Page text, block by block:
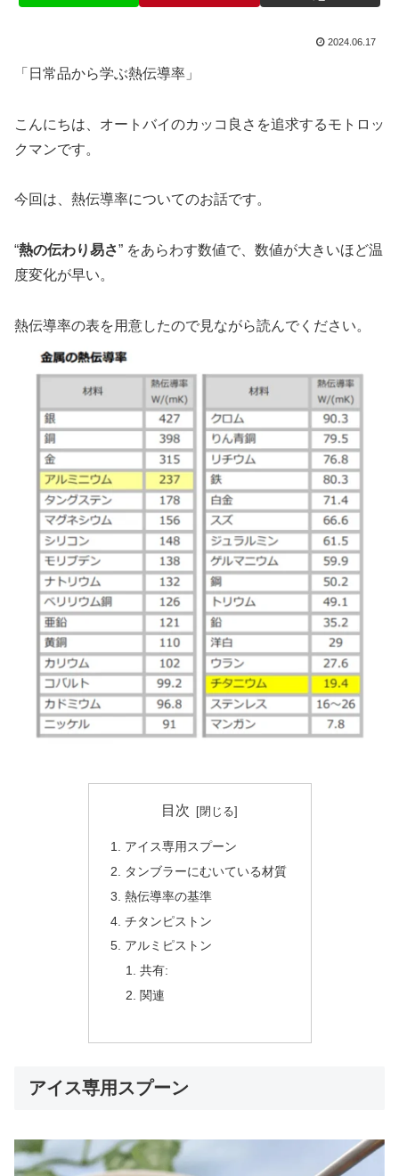
2024.06.17
「日常品から学ぶ熱伝導率」
こんにちは、オートバイのカッコ良さを追求するモトロッ
クマンです。
今回は、熱伝導率についてのお話です。
“熱の伝わり易さ” をあらわす数値で、数値が大きいほど温
度変化が早い。
熱伝導率の表を用意したので見ながら読んでください。
目次
アイス専用スプーン
タンブラーにむいている材質
熱伝導率の基準
チタンピストン
アルミピストン
共有:
関連
アイス専用スプーン